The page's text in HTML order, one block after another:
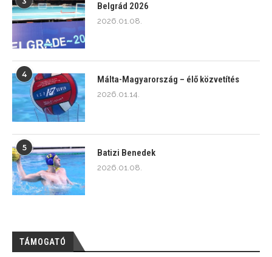
Belgrád 2026
2026.01.08.
4
Málta-Magyarország – élő közvetítés
2026.01.14.
5
Batizi Benedek
2026.01.08.
TÁMOGATÓ